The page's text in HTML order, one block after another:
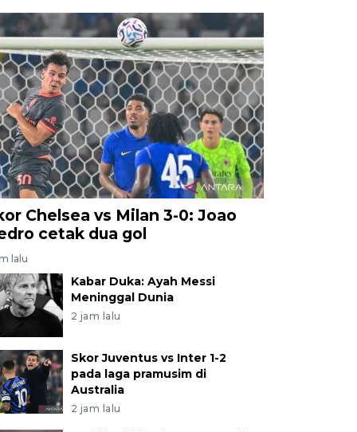
Chelsea vs Milan 3-0: Joao
cetak dua gol
lalu
Kabar Duka: Ayah Messi
Meninggal Dunia
2 jam lalu
Skor Juventus vs Inter 1-2
pada laga pramusim di
Australia
2 jam lalu